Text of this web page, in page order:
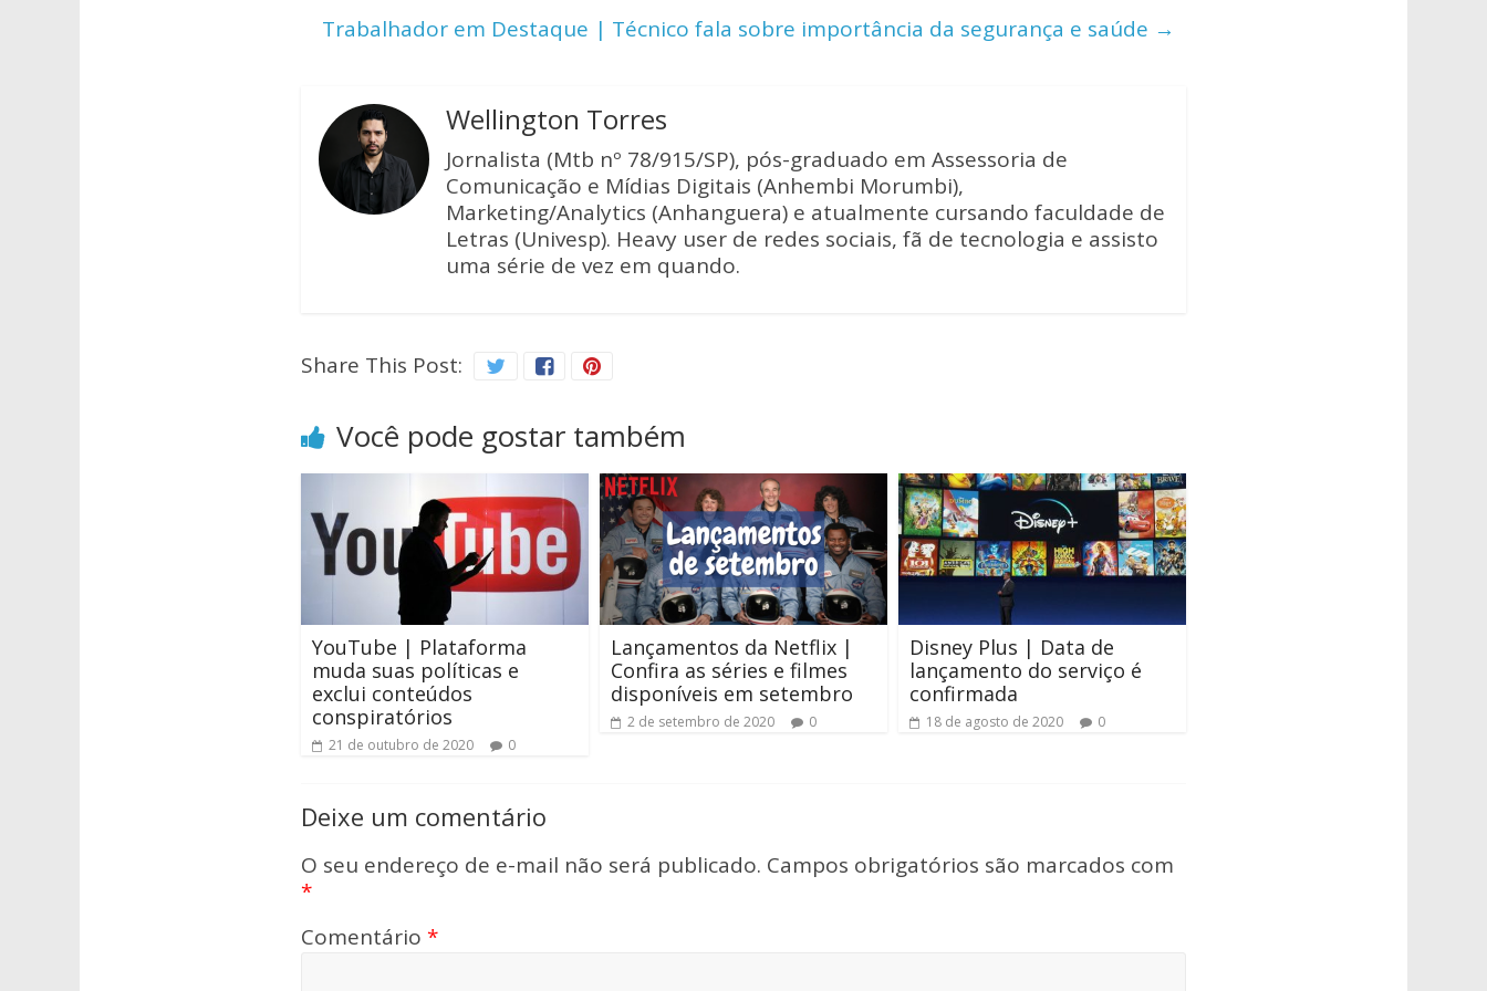
p o n
Trabalhador em Destaque | Técnico fala sobre importância da segurança e saúde →
Wellington Torres
Jornalista (Mtb nº 78/915/SP), pós-graduado em Assessoria de
Comunicação e Mídias Digitais (Anhembi Morumbi),
Marketing/Analytics (Anhanguera) e atualmente cursando faculdade de
Letras (Univesp). Heavy user de redes sociais, fã de tecnologia e assisto
uma série de vez em quando.
Share This Post:
Você pode gostar também
YouTube | Plataforma
muda suas políticas e
exclui conteúdos
conspiratórios
21 de outubro de 2020 0
Lançamentos da Netflix |
Confira as séries e filmes
disponíveis em setembro
2 de setembro de 2020 0
Disney Plus | Data de
lançamento do serviço é
confirmada
18 de agosto de 2020 0
Deixe um comentário
O seu endereço de e-mail não será publicado. Campos obrigatórios são marcados com
*
Comentário *